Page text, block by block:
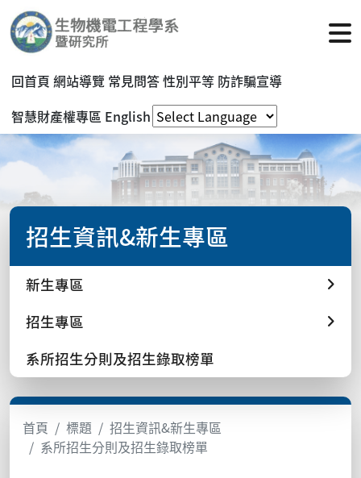
回首頁 網站導覽 常見問答性別平等 防詐騙宣導
智慧財產權專區 English
招生資訊&新生專區
新生專區
招生專區
系所招生分則及招生錄取榜單
首頁 標題
招生資訊&新生專區
系所招生分則及招生錄取榜單